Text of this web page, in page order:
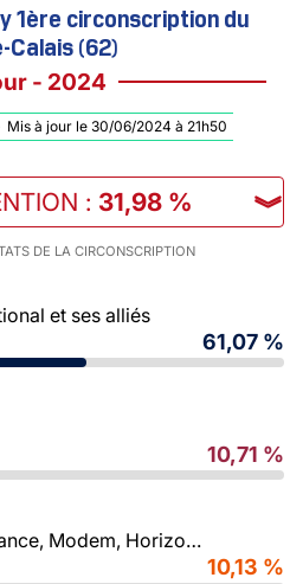
1ère circonscription du
Calais (62)
- 2024
Mis à jour le 30/06/2024 à 21h50
: 31,98 % ︾
DE LA CIRCONSCRIPTION
et ses alliés
61,07 %
10,71 %
Modem, Horizons)
10,13 %